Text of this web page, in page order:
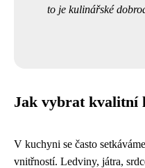
to je kulinářské
Jak vybrat kvalitní
V kuchyni se často
vnitřností. Ledviny, játra,